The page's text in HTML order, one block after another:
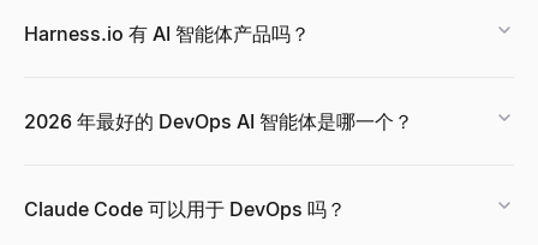
Harness.io 有 AI 智能体产品吗？
2026 年最好的 DevOps AI 智能体是哪一个？
Claude Code 可以用于 DevOps 吗？